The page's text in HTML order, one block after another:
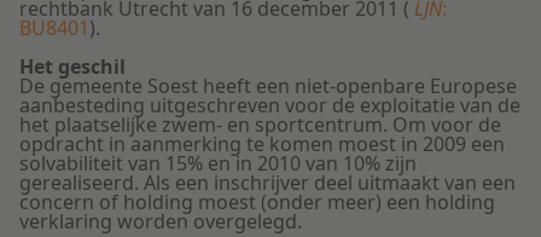
rechtbank Utrecht van 16 december 2011 ( LJN:
BU8401).
Het geschil
De gemeente Soest heeft een niet-openbare Europese
aanbesteding uitgeschreven voor de exploitatie van de
het plaatselijke zwem- en sportcentrum. Om voor de
opdracht in aanmerking te komen moest in 2009 een
solvabiliteit van 15% en in 2010 van 10% zijn
gerealiseerd. Als een inschrijver deel uitmaakt van een
concern of holding moest (onder meer) een holding
verklaring worden overgelegd.